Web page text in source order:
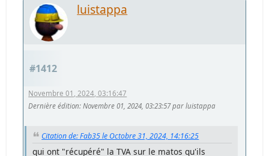
luistappa
#1412
Novembre 01, 2024, 03:16:47
Dernière édition: Novembre 01, 2024, 03:23:57 par luistappa
Citation de: Fab35 le Octobre 31, 2024, 14:16:25
qui ont "récupéré" la TVA sur le matos qu'ils